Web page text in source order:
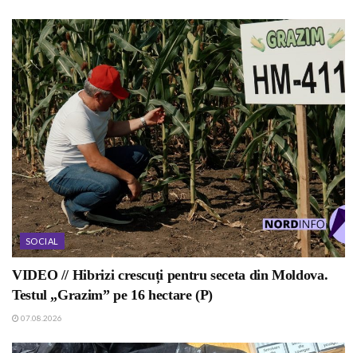
SOCIAL
VIDEO // Hibrizi crescuți pentru seceta din Moldova.
Testul „Grazim” pe 16 hectare (P)
07.08.2026